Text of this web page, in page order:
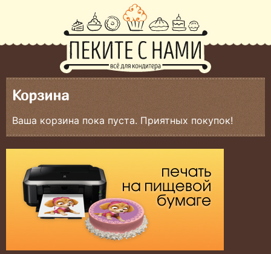
Корзина
Ваша корзина пока пуста. Приятных покупок!